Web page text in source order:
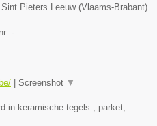
Sint Pieters Leeuw(Vlaams-Brabant)
-
| Screenshot ▼
in keramische tegels , parket,